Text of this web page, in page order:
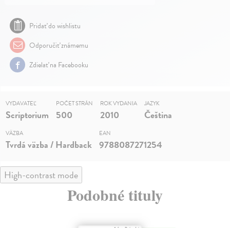
Pridať do wishlistu
Odporučiť známemu
Zdielať na Facebooku
VYDAVATEĽ
Scriptorium
POČET STRÁN
500
ROK VYDANIA
2010
JAZYK
Čeština
VÄZBA
Tvrdá väzba / Hardback
EAN
9788087271254
High-contrast mode
Podobné tituly